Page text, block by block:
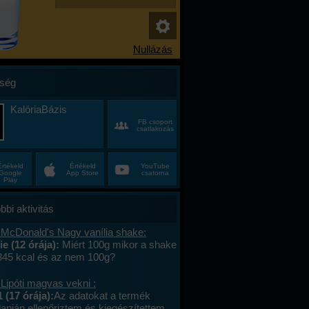
KalóriaBázis
FB csoport
csatlakozás
Play
Értékeld
App Store
YouTube
csatorna
aktivitás
Nagy vanília shake:
(12 órája): Miért 100g mikor a shake
kcal és az nem 100g?
magvas vekni :
(17 órája):Az adatokat a termék